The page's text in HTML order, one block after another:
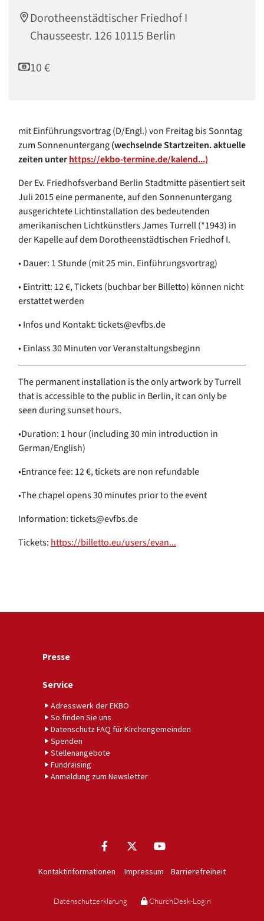
Dorotheenstädtischer Friedhof I
Chausseestr. 126 10115 Berlin
10 €
mit Einführungsvortrag (D/Engl.) von Freitag bis Sonntag
zum Sonnenuntergang(wechselnde Startzeiten. aktuelle
zeiten unterhttps://ekbo-termine.de/kalend...)
Der Ev. Friedhofsverband Berlin Stadtmitte päsentiert seit
Juli 2015 eine permanente, auf den Sonnenuntergang
ausgerichtete Lichtinstallation des bedeutenden
amerikanischen Lichtkünstlers James Turrell (*1943) in
der Kapelle auf dem Dorotheenstädtischen Friedhof I.
• Dauer: 1 Stunde (mit 25 min. Einführungsvortrag)
• Eintritt: 12 €, Tickets (buchbar ber Billetto) können nicht
erstattet werden
• Infos und Kontakt: tickets@evfbs.de
• Einlass 30 Minuten vor Veranstaltungsbeginn
The permanent installation is the only artwork by Turrell
that is accessible to the public in Berlin, it can only be
seen during sunset hours.
•Duration: 1 hour (including 30 min introduction in
German/English)
•Entrance fee: 12 €, tickets are non refundable
•The chapel opens 30 minutes prior to the event
Information: tickets@evfbs.de
Tickets: https://billetto.eu/users/evan...
Presse
Service
Adresswerk der EKBO
So finden Sie uns
Datenschutz FAQ für Kirchengemeinden
Spenden
Stellenangebote
Fundraising
Anmeldung zum Newsletter
Kontaktinformationen Impressum Barrierefreiheit
Datenschutzerklärung ChurchDesk-Login